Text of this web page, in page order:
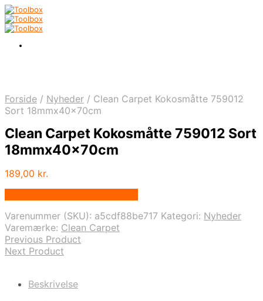
Forside / Nyheder / Clean Carpet Kokosmåtte 759012
Sort 18mmx40x70cm
Clean Carpet Kokosmåtte 759012 Sort
18mmx40x70cm
189,00 kr.
Varenummer (SKU): a5cdf88be717 Kategori: Nyheder
Varemærke: Clean Carpet
Previous Product
Next Product
Beskrivelse